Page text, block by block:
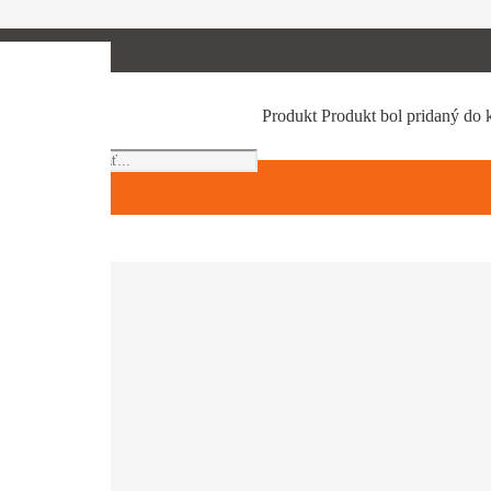
Products
search
Produkt Produkt bol pridaný do
modelov dovoľuje plynulé